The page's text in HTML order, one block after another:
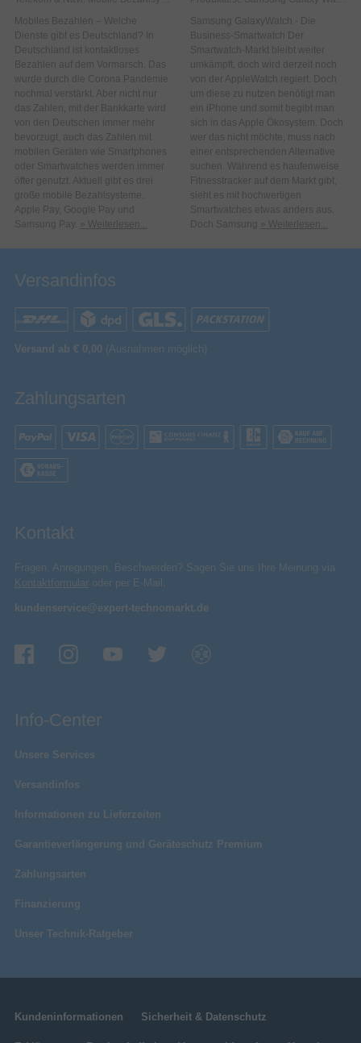
Mobiles Bezahlen – Welche
Dienste gibt es Deutschland? In
Deutschland ist kontaktloses
Bezahlen auf dem Vormarsch. Das
wurde durch die Corona Pandemie
nochmal verstärkt. Aber nicht nur
das Zahlen, mit der Bankkarte wird
von den Deutschen immer mehr
bevorzugt, auch das Zahlen mit
mobilen Geräten wie Smartphones
oder Smartwatches werden immer
öfter genutzt. Aktuell gibt es drei
große mobile Bezahlsysteme.
Apple Pay, Google Pay und
Samsung Pay.
» Weiterlesen...
Samsung GalaxyWatch - Die
Business-Smartwatch Der
Smartwatch-Markt bleibt weiter
umkämpft, doch wird derzeit noch
von der AppleWatch regiert. Doch
um diese zu nutzen benötigt man
ein iPhone und somit begibt man
sich in das Apple Ökosystem. Doch
wer das nicht möchte, muss nach
einer entsprechenden Alternative
suchen. Während es haufenweise
Fitnesstracker auf dem Markt gibt,
sieht es mit hochwertigen
Smartwatches etwas anders aus.
Doch Samsung
» Weiterlesen...
Versandinfos
Versand ab € 0,00 (Ausnahmen möglich)
Zahlungsarten
Kontakt
Fragen, Anregungen, Beschwerden? Sagen Sie uns Ihre Meinung via
Kontaktformular oder per E-Mail:
kundenservice@expert-technomarkt.de
Info-Center
Unsere Services
Versandinfos
Informationen zu Lieferzeiten
Garantieverlängerung und Geräteschutz Premium
Zahlungsarten
Finanzierung
Unser Technik-Ratgeber
Kundeninformationen Sicherheit & Datenschutz